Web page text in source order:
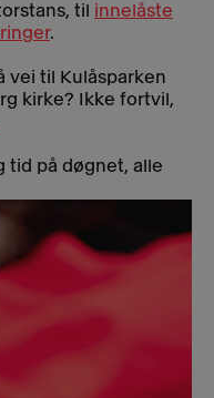
til innelåste
.
vei til Kulåsparken
kirke? Ikke fortvil,
tid på døgnet, alle